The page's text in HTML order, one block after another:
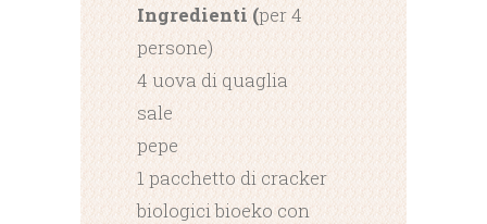
Ingredienti(per 4
persone)
4 uova di quaglia
sale
pepe
1 pacchetto di cracker
biologici bioeko con